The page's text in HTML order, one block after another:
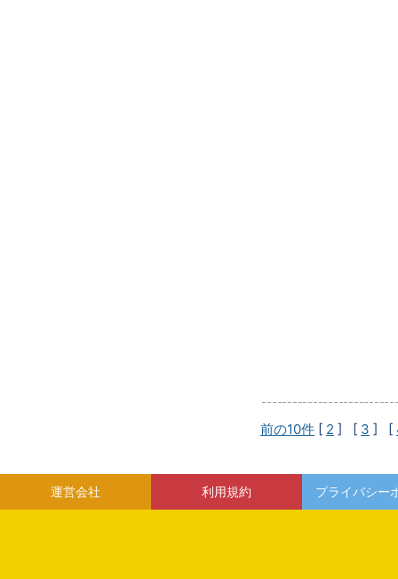
前の10件 [ 2 ] [ 3 ] [
運営会社 利用規約 プライバシー